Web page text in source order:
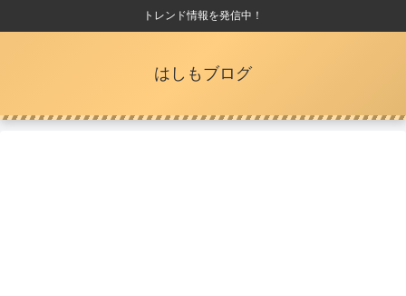
トレンド情報を発信中！
はしもブログ